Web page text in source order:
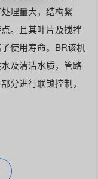
理量大，结构紧
。且其叶片及搅拌
使用寿命。BR该机
及清洁水质，管路
分进行联锁控制，